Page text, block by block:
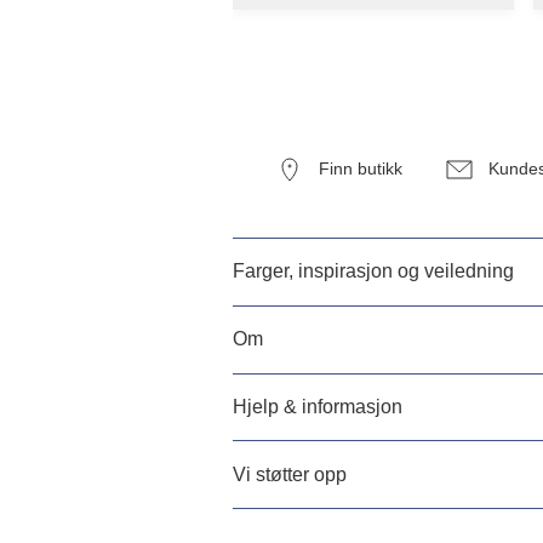
Finn butikk
Farger, inspirasjon og veiledning
Om
Hjelp & informasjon
Vi støtter opp